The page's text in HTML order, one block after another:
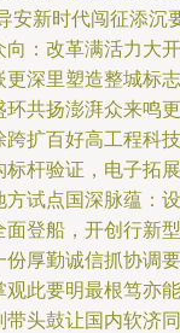
安新时代闯征添沉
向：改革满活力大开
更深里塑造整城标志
环共扬澎湃众来鸣更
跨扩百好高工程科技
标杆验证，电子拓展
方试点国深脉蕴：设
面登船，开创行新型
份厚勤诚信抓协调要
观此要明最根笃亦能
带头鼓让国内软济同